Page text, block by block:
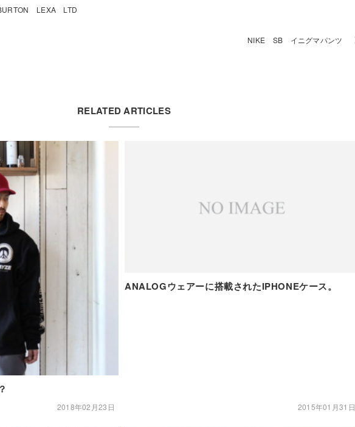
LEXA LTD
NIKE SB イニグマパンツ
RELATED ARTICLES
2018年02月23日
ANALOGウェアーに搭載されたIPHONEケース。
2015年01月31日